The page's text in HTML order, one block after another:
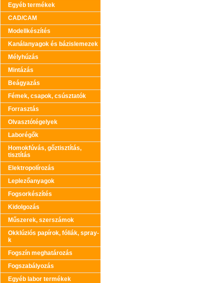
Egyéb termékek
CAD/CAM
Modellkészítés
Kanálanyagok és bázislemezek
Mélyhúzás
Mintázás
Beágyazás
Fémek, csapok, csúsztatók
Forrasztás
Olvasztótégelyek
Laborégők
Homokfúvás, gőztisztítás,
tisztítás
Elektropolírozás
Leplezőanyagok
Fogsorkészítés
Kidolgozás
Műszerek, szerszámok
Okklúziós papírok, fóliák, spray-
k
Fogszín meghatározás
Fogszabályozás
Egyéb labor termékek